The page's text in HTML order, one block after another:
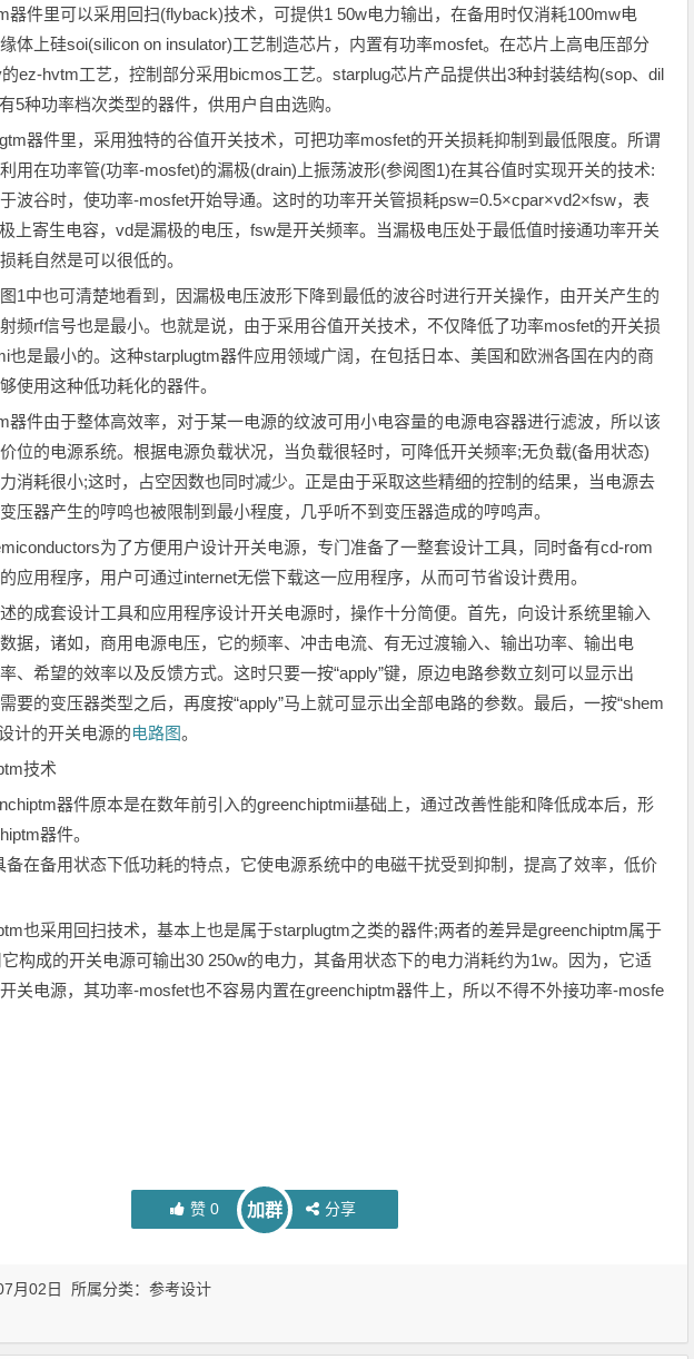
件里可以采用回扫(flyback)技术，可提供1 50w电力输出，在备用时仅消耗100mw电
体上硅soi(silicon on insulator)工艺制造芯片，内置有功率mosfet。在芯片上高电压部分
ez-hvtm工艺，控制部分采用bicmos工艺。starplug芯片产品提供出3种封装结构(sop、dil
5种功率档次类型的器件，供用户自由选购。
器件里，采用独特的谷值开关技术，可把功率mosfet的开关损耗抑制到最低限度。所谓
用在功率管(功率-mosfet)的漏极(drain)上振荡波形(参阅图1)在其谷值时实现开关的技术:
波谷时，使功率-mosfet开始导通。这时的功率开关管损耗psw=0.5×cpar×vd2×fsw，表
上寄生电容，vd是漏极的电压，fsw是开关频率。当漏极电压处于最低值时接通功率开关
耗自然是可以很低的。
也可清楚地看到，因漏极电压波形下降到最低的波谷时进行开关操作，由开关产生的
频rf信号也是最小。也就是说，由于采用谷值开关技术，不仅降低了功率mosfet的开关损
也是最小的。这种starplugtm器件应用领域广阔，在包括日本、美国和欧洲各国在内的商
使用这种低功耗化的器件。
件由于整体高效率，对于某一电源的纹波可用小电容量的电源电容器进行滤波，所以该
位的电源系统。根据电源负载状况，当负载很轻时，可降低开关频率;无负载(备用状态)
消耗很小;这时，占空因数也同时减少。正是由于采取这些精细的控制的结果，当电源去
压器产生的哼鸣也被限制到最小程度，几乎听不到变压器造成的哼鸣声。
为了方便用户设计开关电源，专门准备了一整套设计工具，同时备有cd-rom
应用程序，用户可通过internet无偿下载这一应用程序，从而可节省设计费用。
成套设计工具和应用程序设计开关电源时，操作十分简便。首先，向设计系统里输入
据，诸如，商用电源电压，它的频率、冲击电流、有无过渡输入、输出功率、输出电
、希望的效率以及反馈方式。这时只要一按“apply”键，原边电路参数立刻可以显示出
要的变压器类型之后，再度按“apply”马上就可显示出全部电路的参数。最后，一按“shem
计的开关电源的电路图。
技术
器件原本是在数年前引入的greenchiptmii基础上，通过改善性能和降低成本后，形
器件。
备在备用状态下低功耗的特点，它使电源系统中的电磁干扰受到抑制，提高了效率，低价
采用回扫技术，基本上也是属于starplugtm之类的器件;两者的差异是greenchiptm属于
构成的开关电源可输出30 250w的电力，其备用状态下的电力消耗约为1w。因为，它适
关电源，其功率-mosfet也不容易内置在greenchiptm器件上，所以不得不外接功率-mosfe
赞0 加群 分享
月02日 所属分类： 参考设计